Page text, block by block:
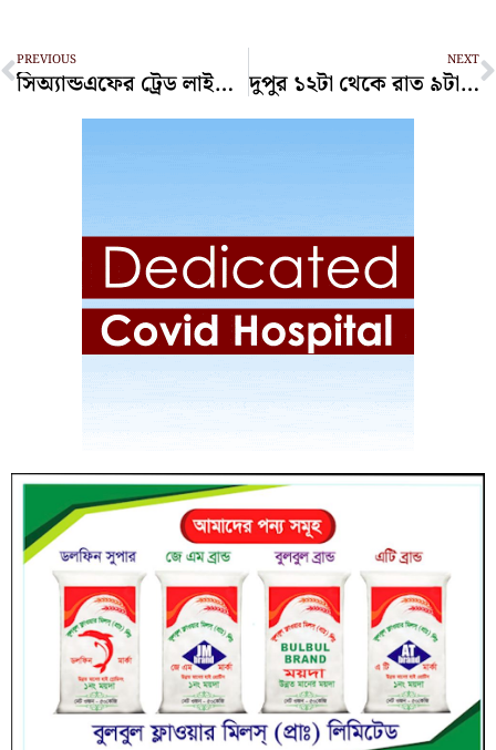
Prev
PREVIOUS
সিঅ্যান্ডএফের ট্রেড লাইসেন্স নবায়নে বুথ বসানোর নির্দেশ মেয়রের
NEXT
দুপুর ১২টা থেকে রাত ৯টা মার্কেট খোলা রাখতে চান চট্টগ্রামের ব্যবসায়ীরা